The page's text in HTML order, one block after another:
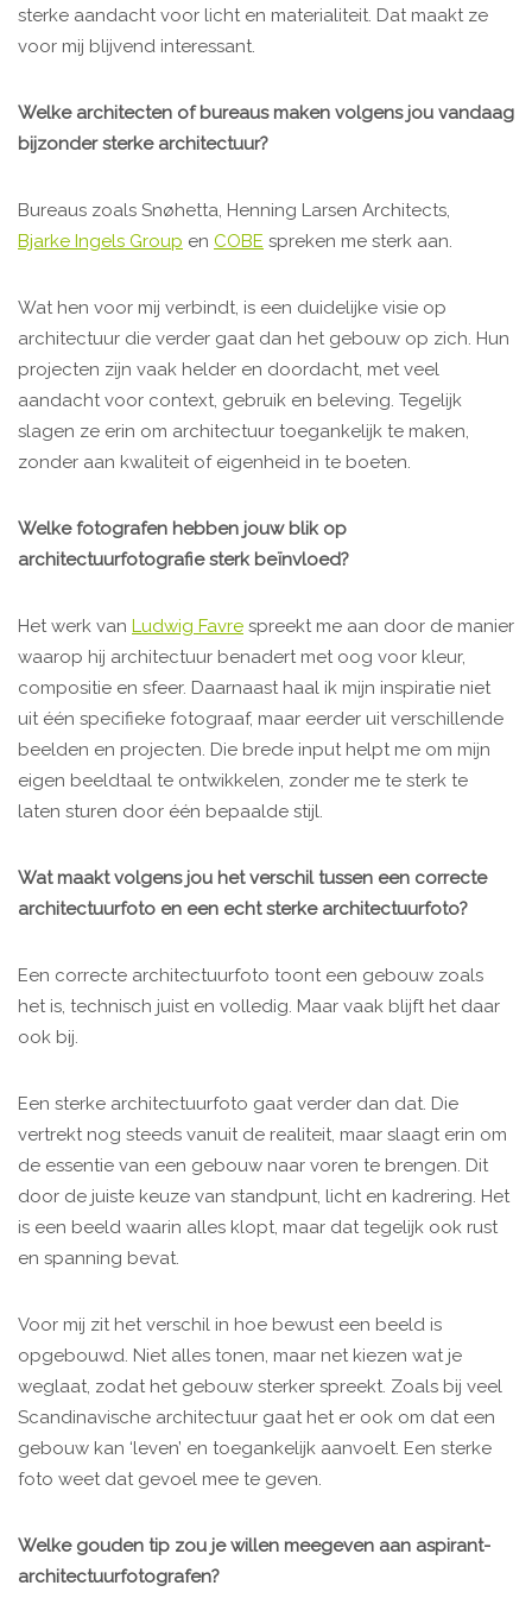
sterke aandacht voor licht en materialiteit. Dat maakt ze
voor mij blijvend interessant.
Welke architecten of bureaus maken volgens jou vandaag
bijzonder sterke architectuur?
Bureaus zoals Snøhetta, Henning Larsen Architects,
Bjarke Ingels Group en COBE spreken me sterk aan.
Wat hen voor mij verbindt, is een duidelijke visie op
architectuur die verder gaat dan het gebouw op zich. Hun
projecten zijn vaak helder en doordacht, met veel
aandacht voor context, gebruik en beleving. Tegelijk
slagen ze erin om architectuur toegankelijk te maken,
zonder aan kwaliteit of eigenheid in te boeten.
Welke fotografen hebben jouw blik op
architectuurfotografie sterk beïnvloed?
Het werk van Ludwig Favre spreekt me aan door de manier
waarop hij architectuur benadert met oog voor kleur,
compositie en sfeer. Daarnaast haal ik mijn inspiratie niet
uit één specifieke fotograaf, maar eerder uit verschillende
beelden en projecten. Die brede input helpt me om mijn
eigen beeldtaal te ontwikkelen, zonder me te sterk te
laten sturen door één bepaalde stijl.
Wat maakt volgens jou het verschil tussen een correcte
architectuurfoto en een echt sterke architectuurfoto?
Een correcte architectuurfoto toont een gebouw zoals
het is, technisch juist en volledig. Maar vaak blijft het daar
ook bij.
Een sterke architectuurfoto gaat verder dan dat. Die
vertrekt nog steeds vanuit de realiteit, maar slaagt erin om
de essentie van een gebouw naar voren te brengen. Dit
door de juiste keuze van standpunt, licht en kadrering. Het
is een beeld waarin alles klopt, maar dat tegelijk ook rust
en spanning bevat.
Voor mij zit het verschil in hoe bewust een beeld is
opgebouwd. Niet alles tonen, maar net kiezen wat je
weglaat, zodat het gebouw sterker spreekt. Zoals bij veel
Scandinavische architectuur gaat het er ook om dat een
gebouw kan ‘leven’ en toegankelijk aanvoelt. Een sterke
foto weet dat gevoel mee te geven.
Welke gouden tip zou je willen meegeven aan aspirant-
architectuurfotografen?